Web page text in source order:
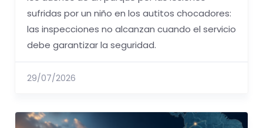
sufridas por un niño en los autitos chocadores:
las inspecciones no alcanzan cuando el servicio
debe garantizar la seguridad.
29/07/2026